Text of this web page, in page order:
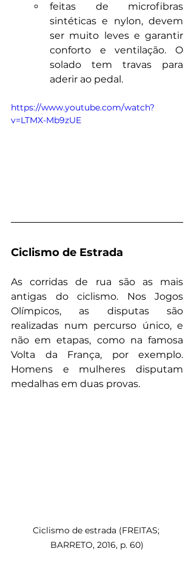
feitas de microfibras
sintéticas e nylon, devem
ser muito leves e garantir
conforto e ventilação. O
solado tem travas para
aderir ao pedal.
https://www.youtube.com/watch?
v=LTMX-Mb9zUE
Ciclismo de Estrada
As corridas de rua são as mais
antigas do ciclismo. Nos Jogos
Olímpicos, as disputas são
realizadas num percurso único, e
não em etapas, como na famosa
Volta da França, por exemplo.
Homens e mulheres disputam
medalhas em duas provas.
Ciclismo de estrada (FREITAS;
BARRETO, 2016, p. 60)